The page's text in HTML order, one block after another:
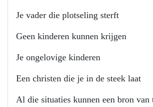
Je vader die plotseling sterft
Geen kinderen kunnen krijgen
Je ongelovige kinderen
Een christen die je in de steek laat
Al die situaties kunnen een bron